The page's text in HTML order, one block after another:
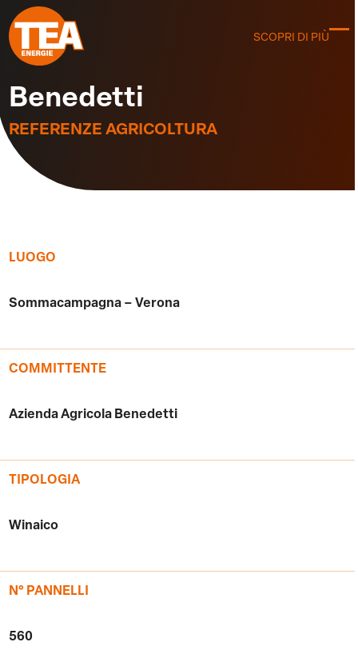
Skip
to
content
SCOPRI DI PIÙ
Benedetti
REFERENZE AGRICOLTURA
LUOGO
Sommacampagna – Verona
COMMITTENTE
Azienda Agricola Benedetti
TIPOLOGIA
Winaico
N° PANNELLI
560